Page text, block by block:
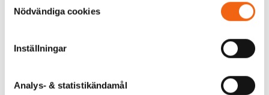
Nödvändiga cookies
Inställningar
Analys- & statistikändamål